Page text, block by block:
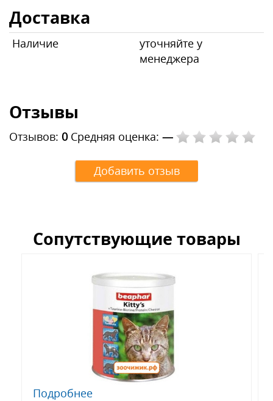
Доставка
Наличие
уточняйте у
менеджера
Отзывы
Отзывов: 0 Средняя оценка: —
Добавить отзыв
Сопутствующие товары
Подробнее